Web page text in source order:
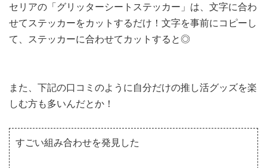
セリアの「グリッターシートステッカー」は、文字に合わ
せてステッカーをカットするだけ！文字を事前にコピーし
て、ステッカーに合わせてカットすると◎
また、下記の口コミのように自分だけの推し活グッズを楽
しむ方も多いんだとか！
すごい組み合わせを発見した